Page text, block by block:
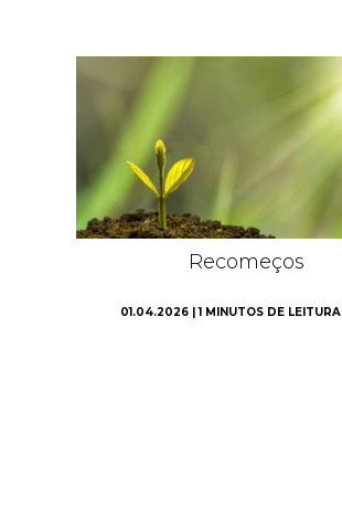
Recomeços
01.04.2026 | 1 MINUTOS DE LEITURA